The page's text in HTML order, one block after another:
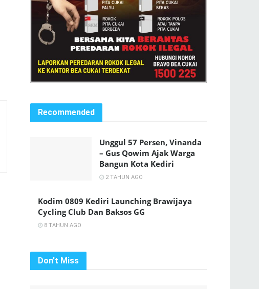
Recommended
Unggul 57 Persen, Vinanda
– Gus Qowim Ajak Warga
Bangun Kota Kediri
2 TAHUN AGO
Kodim 0809 Kediri Launching Brawijaya
Cycling Club Dan Baksos GG
8 TAHUN AGO
Don't Miss